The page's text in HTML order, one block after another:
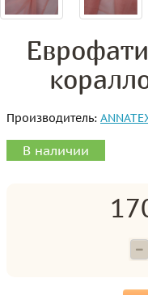
Производитель:
В наличии